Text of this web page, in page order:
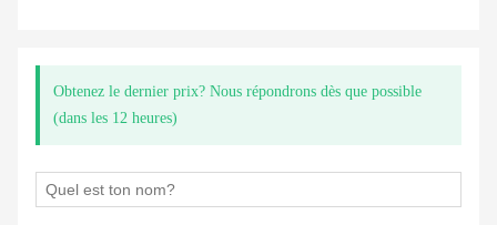
Obtenez le dernier prix? Nous répondrons dès que possible
(dans les 12 heures)